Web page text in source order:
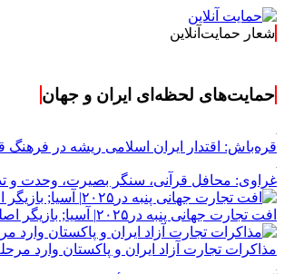
شعار حمایت‌آنلاین
حمایت‌های لحظه‌ای ایران و جهان
قره‌باش: اقتدار ایران اسلامی ریشه در فرهنگ
غراوی: محافل قرآنی، سنگر بصیرت، وحدت و
افت تجارت جهانی پنبه در۲۰۲۵| آسیا; بازیگر اصلی بازار، ایران در انتظار احیای جایگاه صادراتی
مذاکرات تجارت آزاد ایران و پاکستان وارد